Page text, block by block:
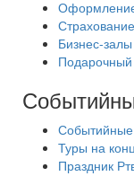
Страхование
Бизнес-
Туры на
Праздник